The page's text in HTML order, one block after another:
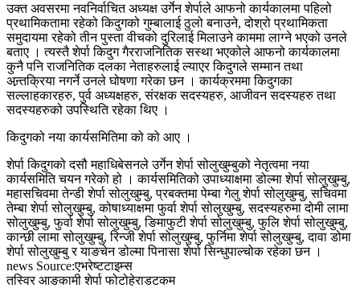
उक्त अवसरमा नवनिर्वाचित अध्यक्ष उर्गेन शेर्पाले आफनो कार्यकालमा पहिलो
प्रथामिकतामा रहेको किदुगको गुम्बालाई ठुलो बनाउने, दोश्रो प्रथामिकता
समुदायमा रहेको तीन पुस्ता वीचको दुरिलाई मिलाउने काममा लाग्ने भएको उनले
बताए । त्यस्तै शेर्पा किदुग गैरराजनितिक सस्था भएकोले आफनो कार्यकालमा
कुनै पनि राजनितिक दलका नेताहरुलाई ल्याएर किदुगले सम्मान तथा
अन्र्तक्रिया नगर्ने उनले घोषणा गरेका छन । कार्यक्रममा किदुगका
सल्लाहकारहरु, पुर्व अध्यक्षहरु, संरक्षक सदस्यहरु, आजीवन सदस्यहरु तथा
सदस्यहरुको उपस्थिति रहेका थिए ।
किदुगको नया कार्यसमितिमा को को आए ।
शेर्पा किदुगको दसौ महाधिबेसनले उर्गेन शेर्पा सोलुखुम्बुको नेतृत्वमा नया
कार्यसमिति चयन गरेको हो । कार्यसमितिको उपाध्याक्षमा डोल्मा शेर्पा सोलुखुम्बु,
महासचिवमा तेन्डी शेर्पा सोलुखुम्बु, प्रबक्तमा पेम्बा गेलु शेर्पा सोलुखुम्बु, सचिवमा
तेम्बा शेर्पा सोलुखुम्बु, कोषाध्याक्षमा फुर्वा शेर्पा सोलुखुम्बु, सदस्यहरुमा दोमी लामा
सोलुखुम्बु, फुर्वा शेर्पा सोलुखुम्बु, ङिमाफुटी शेर्पा सोलुखुम्बु, फुलि शेर्पा सोलुखुम्बु,
कान्छी लामा सोलुखुम्बु, रिन्जी शेर्पा सोलुखुम्बु, फुर्निमा शेर्पा सोलुखुम्बु, दावा डोमा
शेर्पा सोलुखुम्बु र याङचेन डोल्मा पिनासा शेर्पा सिन्धुपाल्चोक रहेका छन ।
news Source:एभरेष्टटाइम्स
तस्विर आङकामी शेर्पा फोटोहेराडटकम